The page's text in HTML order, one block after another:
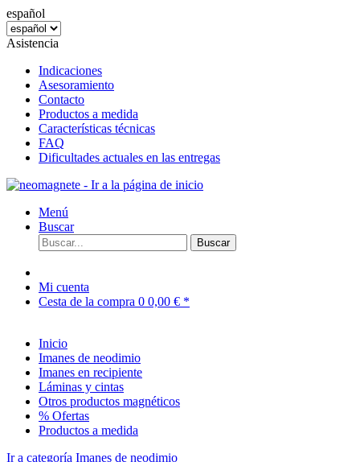
español
Asistencia
Indicaciones
Asesoramiento
Contacto
Productos a medida
Características técnicas
FAQ
Dificultades actuales en las entregas
Menú
Buscar
Buscar
Mi cuenta
Cesta de la compra 0 0,00 € *
Inicio
Imanes de neodimio
Imanes en recipiente
Láminas y cintas
Otros productos magnéticos
% Ofertas
Productos a medida
Ir a categoría Imanes de neodimio